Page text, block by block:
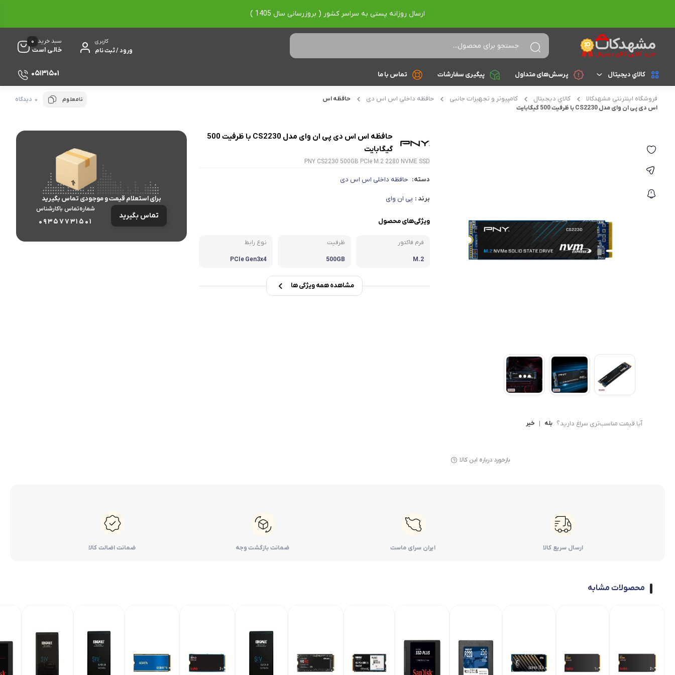
ارسال روزانه پستی به سراسر کشور ( بروزرسانی سال 1405 )
کاربری
ورود / ثبت نام
سبد خرید
خالی است
0
کالاي ديجيتال
لپ تاپ براساس cpu
Core i9
Ryzen 5
براساس برند
msi
Dell
کامپیوتر های همه کاره
کنسول بازی
پرسش‌های متداول پیگیری سفارشات تماس با ما 05131501
فروشگاه اینترنتی مشهدکالا کالاي ديجيتال کامپیوتر و تجهیزات جانبی حافظه داخلی اس اس دی
حافظه اس
اس دی پی ان وای مدل CS2230 با ظرفیت 500 گیگابایت
نامعلوم 0 دیدگاه
آیا قیمت مناسب‌تری سراغ دارید؟ بله | خیر
بازخورد درباره این کالا
حافظه اس اس دی پی ان وای مدل CS2230 با ظرفیت 500
گیگابایت
PNY CS2230 500GB PCIe M.2 2280 NVME SSD
دسته: حافظه داخلی اس اس دی
برند : پی ان وای
ویژگی‌های محصول
فرم فاکتور
M.2
ظرفیت
500GB
نوع رابط
PCIe Gen3x4
مشاهده همه ویژگی ها
برای استعلام قیمت و موجودی تماس بگیرید
تماس بگیرید
شماره‌تماس‌ با‌کارشناس
09357731501
ارسال سریع کالا ایران سرای ماست ضمانت بازگشت وجه ضمانت اضالت کالا
محصولات مشابه